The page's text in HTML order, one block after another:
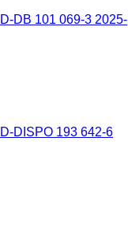
DB 101 069-3 2025-
DISPO 193 642-6